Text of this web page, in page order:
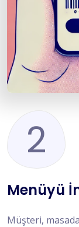
2
Menüyü
Müşteri,